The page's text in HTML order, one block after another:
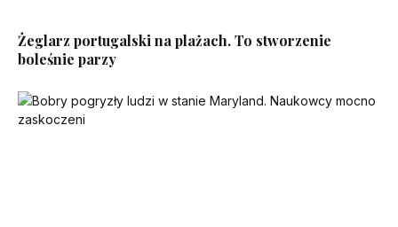
Żeglarz portugalski na plażach. To stworzenie
boleśnie parzy